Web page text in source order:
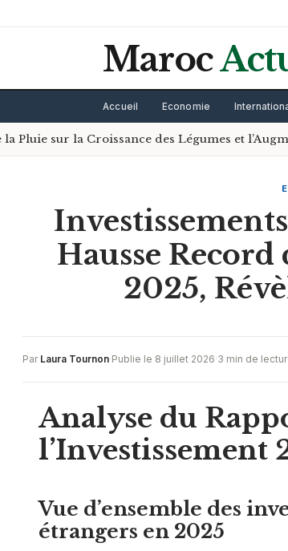
Maroc
Accueil Economie
Pluie sur la Croissance des Légumes et
Hausse Record
2025,
Par Laura Tournon·Publie le 8 juillet 2026·3 min de
Analyse du
l’Investissement
Vue d’ensemble des
étrangers en 2025